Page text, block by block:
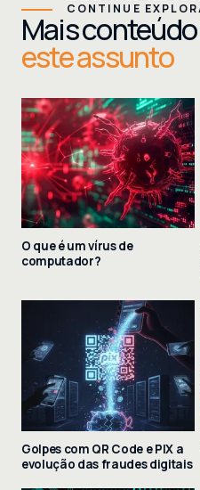
CONTINUE
Mais
este assunto
O que é um vírus de
computador?
Golpes com QR Code e PIX a
evolução das fraudes digitais